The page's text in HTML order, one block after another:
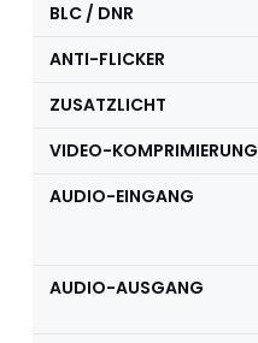
BLC / DNR
ANTI-FLICKER
ZUSATZLICHT
VIDEO-KOMPRIMIERUNG
AUDIO-EINGANG
AUDIO-AUSGANG